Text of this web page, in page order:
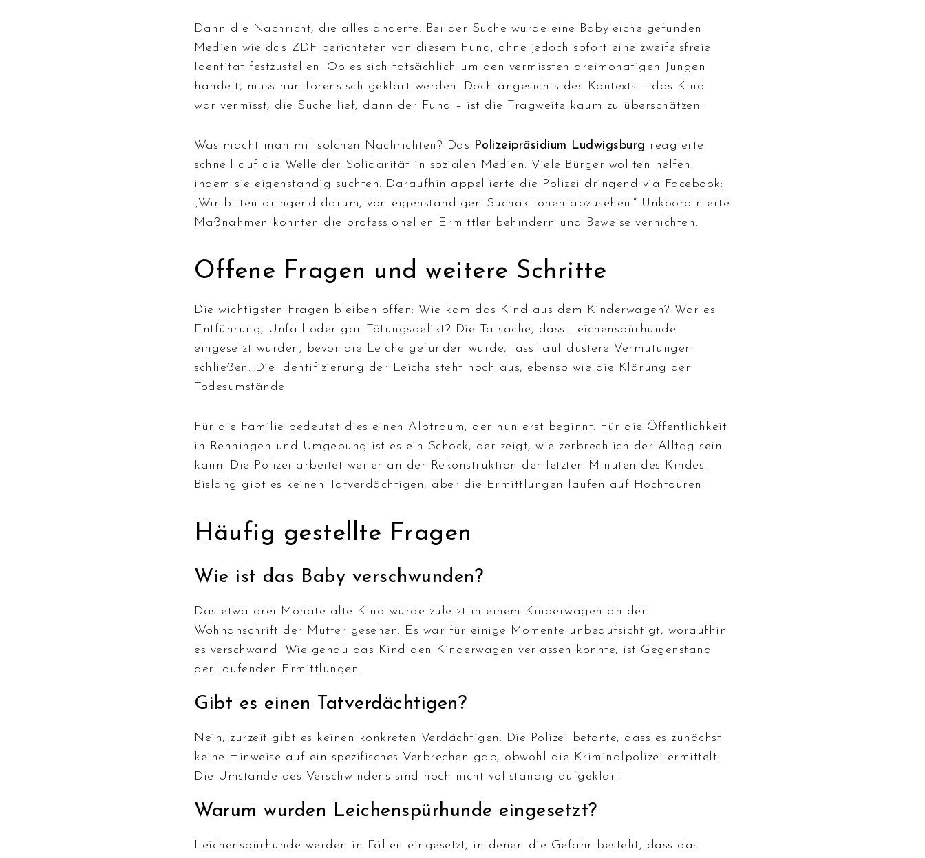
Dann die Nachricht, die alles änderte: Bei der Suche wurde eine Babyleiche gefunden.
Medien wie das ZDF berichteten von diesem Fund, ohne jedoch sofort eine zweifelsfreie
Identität festzustellen. Ob es sich tatsächlich um den vermissten dreimonatigen Jungen
handelt, muss nun forensisch geklärt werden. Doch angesichts des Kontexts – das Kind
war vermisst, die Suche lief, dann der Fund – ist die Tragweite kaum zu überschätzen.
Was macht man mit solchen Nachrichten? Das Polizeipräsidium Ludwigsburg reagierte
schnell auf die Welle der Solidarität in sozialen Medien. Viele Bürger wollten helfen,
indem sie eigenständig suchten. Daraufhin appellierte die Polizei dringend via Facebook:
„Wir bitten dringend darum, von eigenständigen Suchaktionen abzusehen.“ Unkoordinierte
Maßnahmen könnten die professionellen Ermittler behindern und Beweise vernichten.
Offene Fragen und weitere Schritte
Die wichtigsten Fragen bleiben offen: Wie kam das Kind aus dem Kinderwagen? War es
Entführung, Unfall oder gar Tötungsdelikt? Die Tatsache, dass Leichenspürhunde
eingesetzt wurden, bevor die Leiche gefunden wurde, lässt auf düstere Vermutungen
schließen. Die Identifizierung der Leiche steht noch aus, ebenso wie die Klärung der
Todesumstände.
Für die Familie bedeutet dies einen Albtraum, der nun erst beginnt. Für die Öffentlichkeit
in Renningen und Umgebung ist es ein Schock, der zeigt, wie zerbrechlich der Alltag sein
kann. Die Polizei arbeitet weiter an der Rekonstruktion der letzten Minuten des Kindes.
Bislang gibt es keinen Tatverdächtigen, aber die Ermittlungen laufen auf Hochtouren.
Häufig gestellte Fragen
Wie ist das Baby verschwunden?
Das etwa drei Monate alte Kind wurde zuletzt in einem Kinderwagen an der
Wohnanschrift der Mutter gesehen. Es war für einige Momente unbeaufsichtigt, woraufhin
es verschwand. Wie genau das Kind den Kinderwagen verlassen konnte, ist Gegenstand
der laufenden Ermittlungen.
Gibt es einen Tatverdächtigen?
Nein, zurzeit gibt es keinen konkreten Verdächtigen. Die Polizei betonte, dass es zunächst
keine Hinweise auf ein spezifisches Verbrechen gab, obwohl die Kriminalpolizei ermittelt.
Die Umstände des Verschwindens sind noch nicht vollständig aufgeklärt.
Warum wurden Leichenspürhunde eingesetzt?
Leichenspürhunde werden in Fällen eingesetzt, in denen die Gefahr besteht, dass das